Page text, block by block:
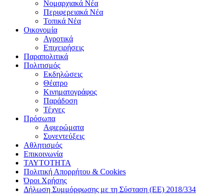
Νομαρχιακά Νέα
Περιφερειακά Νέα
Τοπικά Νέα
Οικονομία
Αγροτικά
Επιχειρήσεις
Παραπολιτικά
Πολιτισμός
Εκδηλώσεις
Θέατρο
Κινηματογράφος
Παράδοση
Τέχνες
Πρόσωπα
Αφιερώματα
Συνεντεύξεις
Αθλητισμός
Επικοινωνία
ΤΑΥΤΟΤΗΤΑ
Πολιτική Απορρήτου & Cookies
Όροι Χρήσης
Δήλωση Συμμόρφωσης με τη Σύσταση (ΕΕ) 2018/334